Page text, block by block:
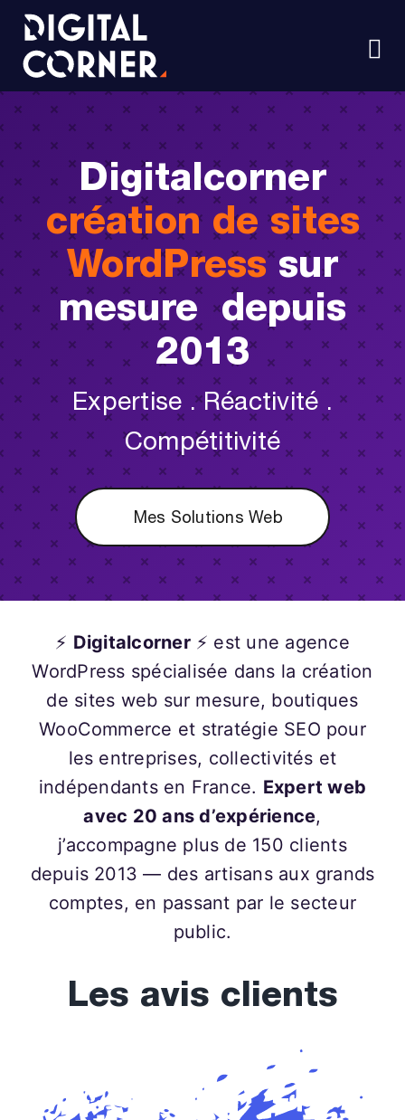
Passer
contenu
à
Solutions WordPress
Maintenance
Les formations
Projets
Blog
Digitalcorner
création de sites
WordPresssur
mesure depuis
2013
Expertise . Réactivité .
Compétitivité
Mes Solutions Web
⚡ Digitalcorner⚡ est une agence
WordPress spécialisée dans la création
de sites web sur mesure, boutiques
WooCommerce et stratégie SEO pour
les entreprises, collectivités et
indépendants en France. Expert web
avec 20 ans d’expérience,
j’accompagne plus de 150 clients
depuis 2013 — des artisans aux grands
comptes, en passant par le secteur
public.
Les avis clients